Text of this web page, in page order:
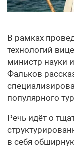
В рамках
технологий
министр науки
Фальков
популярного
Речь идёт о
в себя